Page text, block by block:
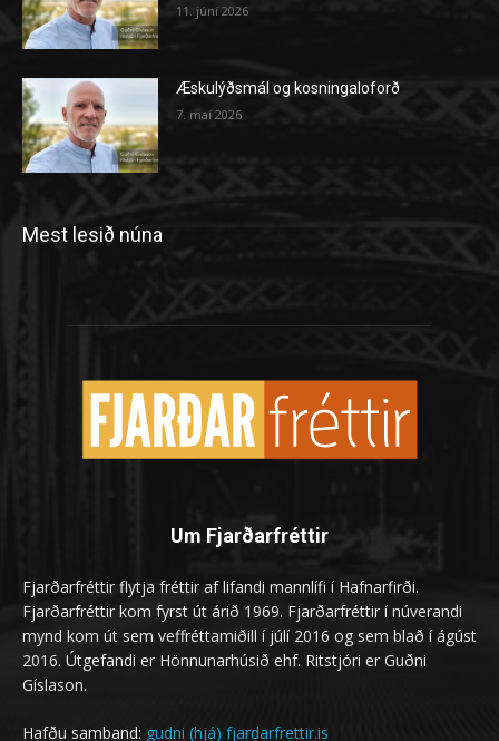
11. júní 2026
Æskulýðsmál og kosningaloforð
7. maí 2026
Mest lesið núna
Um Fjarðarfréttir
Fjarðarfréttir flytja fréttir af lifandi mannlífi í Hafnarfirði.
Fjarðarfréttir kom fyrst út árið 1969. Fjarðarfréttir í núverandi
mynd kom út sem veffréttamiðill í júlí 2016 og sem blað í ágúst
2016. Útgefandi er Hönnunarhúsið ehf. Ritstjóri er Guðni
Gíslason.
Hafðu samband: gudni (hjá) fjardarfrettir.is